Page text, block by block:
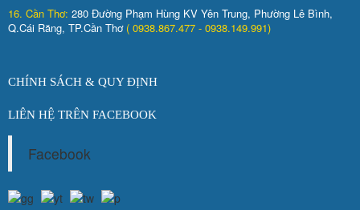
16. Cần Thơ: 280 Đường Phạm Hùng KV Yên Trung, Phường Lê Bình,
Q.Cái Răng, TP.Cần Thơ ( 0938.867.477 - 0938.149.991)
CHÍNH SÁCH & QUY ĐỊNH
LIÊN HỆ TRÊN FACEBOOK
Facebook